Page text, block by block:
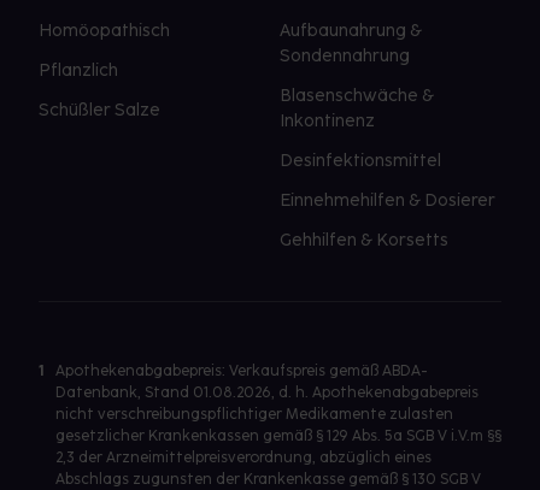
Homöopathisch
Pflanzlich
Schüßler Salze
Aufbaunahrung &
Sondennahrung
Blasenschwäche &
Inkontinenz
Desinfektionsmittel
Einnehmehilfen & Dosierer
Gehhilfen & Korsetts
1
Apothekenabgabepreis: Verkaufspreis gemäß ABDA-
Datenbank, Stand 01.08.2026, d. h. Apothekenabgabepreis
nicht verschreibungspflichtiger Medikamente zulasten
gesetzlicher Krankenkassen gemäß § 129 Abs. 5a SGB V i.V.m §§
2,3 der Arzneimittelpreisverordnung, abzüglich eines
Abschlags zugunsten der Krankenkasse gemäß § 130 SGB V